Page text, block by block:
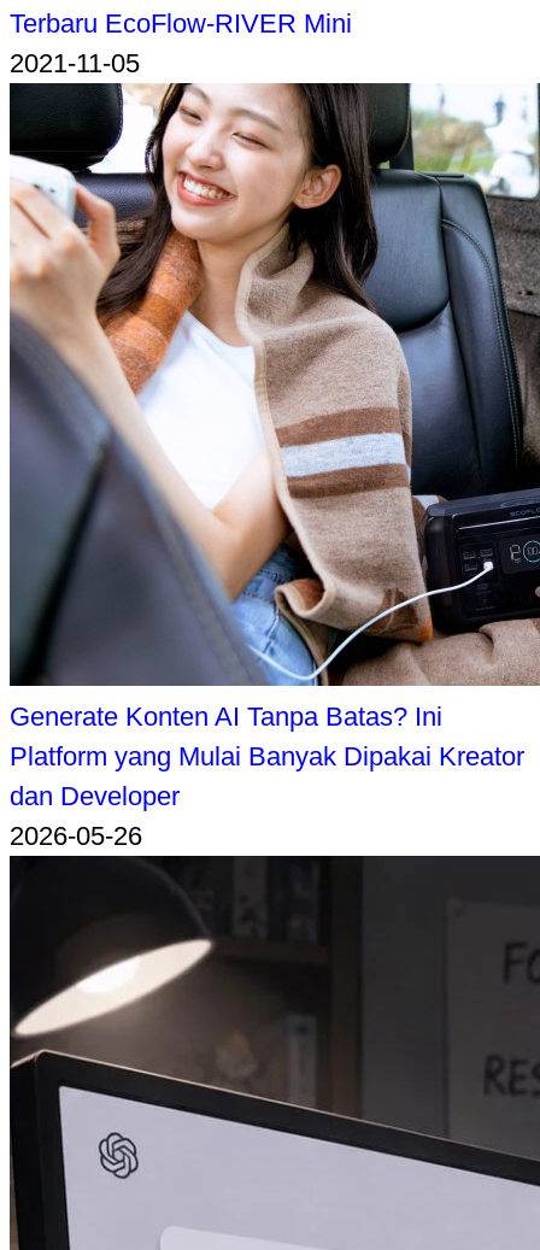
Terbaru EcoFlow-RIVER Mini
2021-11-05
Generate Konten AI Tanpa Batas? Ini
Platform yang Mulai Banyak Dipakai Kreator
dan Developer
2026-05-26